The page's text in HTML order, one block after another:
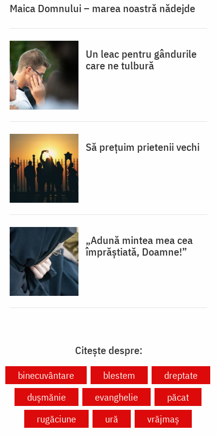
Maica Domnului – marea noastră nădejde
Un leac pentru gândurile
care ne tulbură
Să prețuim prietenii vechi
„Adună mintea mea cea
împrăștiată, Doamne!”
Citește despre:
binecuvântare blestem
dreptate
dușmănie
evanghelie
păcat
rugăciune
ură vrăjmaș